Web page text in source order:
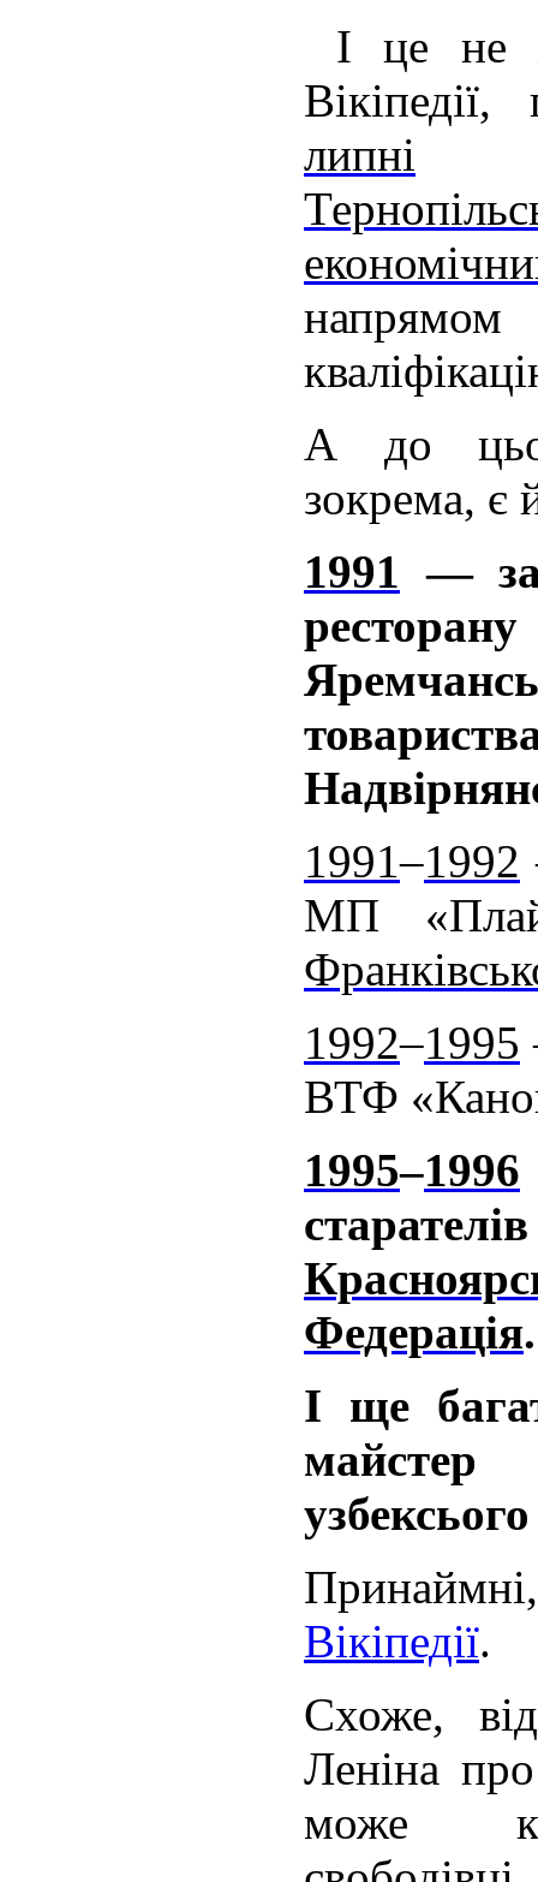
І це не
липні
А до
зокрема, є
1991 —
1991–1992
МП
1992–1995
ВТФ
1995–1996
Федерація.
І ще
Вікіпедії.
Схоже,
Леніна
може